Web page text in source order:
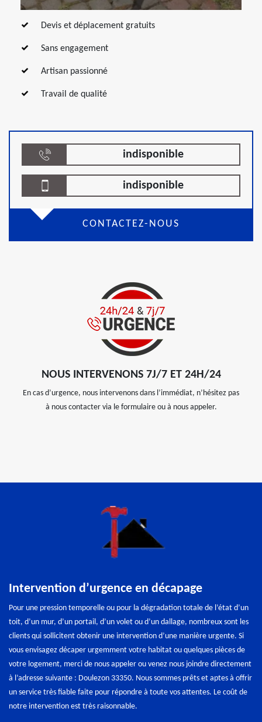
Devis et déplacement gratuits
Sans engagement
Artisan passionné
Travail de qualité
indisponible
indisponible
CONTACTEZ-NOUS
NOUS INTERVENONS 7J/7 ET 24H/24
En cas d’urgence, nous intervenons dans l’immédiat, n’hésitez pas
à nous contacter via le formulaire ou à nous appeler.
Intervention d’urgence en décapage
Pour une pression temporelle ou pour la dégradation totale de l’état d’un
toit, d’un mur, d’un portail, d’un volet ou d’un dallage, nombreux sont les
clients qui sollicitent obtenir une intervention d’une manière urgente. Si
vous envisagez décaper urgemment votre habitat ou quelques pièces de
votre logement, merci de nous appeler ou venez nous joindre directement
à l’adresse suivante : Doulezon 33350. Nous sommes prêts et aptes à offrir
un service très fiable faite pour répondre à toute vos attentes. Le coût de
notre intervention est très raisonnable.